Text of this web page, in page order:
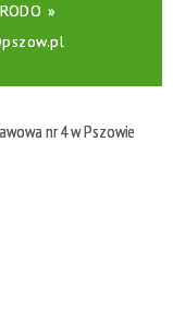
»
nr 4 w Pszowie